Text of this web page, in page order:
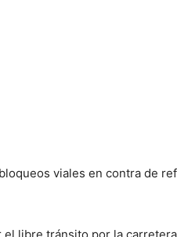
viales en contra de